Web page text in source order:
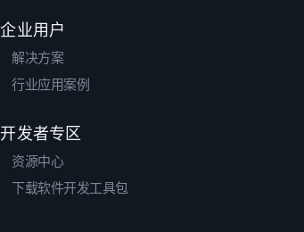
企业用户
解决方案
行业应用案例
开发者专区
资源中心
下载软件开发工具包